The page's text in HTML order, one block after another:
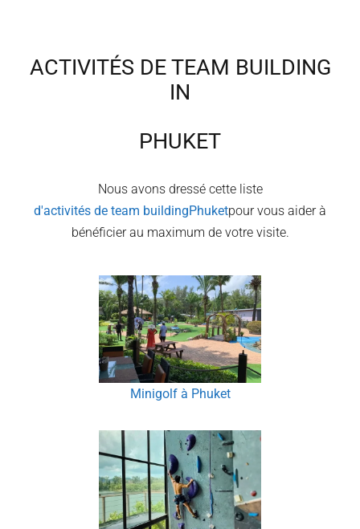
ACTIVITÉS DE TEAM BUILDING
IN
PHUKET
Nous avons dressé cette liste
d'activités de team buildingPhuketpour vous aider à
bénéficier au maximum de votre visite.
Minigolf à Phuket